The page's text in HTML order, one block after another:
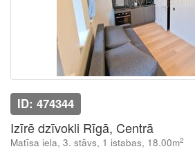
ID: 474344
Izīrē dzīvokli Rīgā, Centrā
Matīsa iela, 3. stāvs, 1 istabas, 18.00m2